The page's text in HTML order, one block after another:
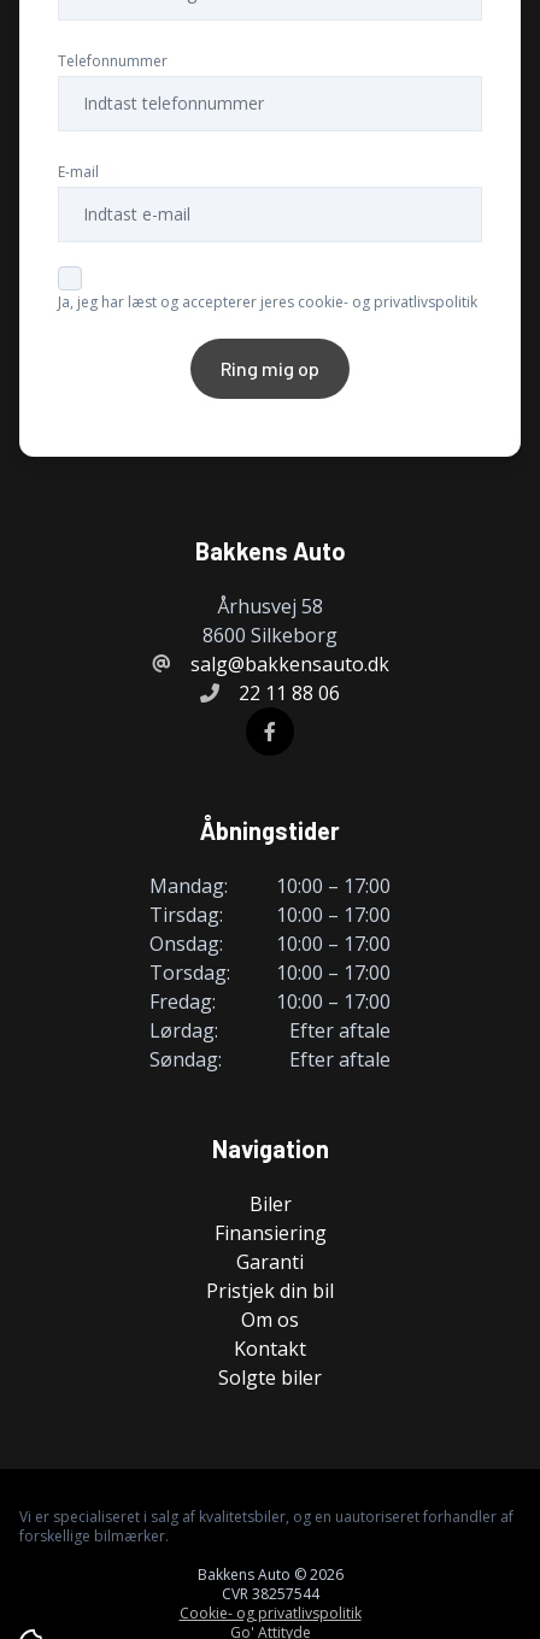
Telefonnummer
E-mail
Ja, jeg har læst og accepterer jeres cookie- og privatlivspolitik
Ring mig op
Bakkens Auto
Århusvej 58
8600 Silkeborg
salg@bakkensauto.dk
22 11 88 06
Åbningstider
Mandag:
10:00 – 17:00
Tirsdag:
10:00 – 17:00
Onsdag:
10:00 – 17:00
Torsdag:
10:00 – 17:00
Fredag:
10:00 – 17:00
Lørdag:
Efter aftale
Søndag:
Efter aftale
Navigation
Biler
Finansiering
Garanti
Pristjek din bil
Om os
Kontakt
Solgte biler
Vi er specialiseret i salg af kvalitetsbiler, og en uautoriseret forhandler af
forskellige bilmærker.
Bakkens Auto © 2026
CVR 38257544
Cookie- og privatlivspolitik
Go' Attityde